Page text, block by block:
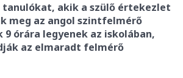
tanulókat, akik a szülő értekezlet
meg az angol szintfelmérő
órára legyenek az iskolában,
az elmaradt felmérő